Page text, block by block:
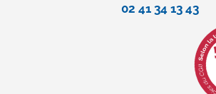
02 41 34 13 43